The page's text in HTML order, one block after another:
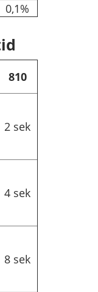
0,1%
810
2 sek
4 sek
8 sek